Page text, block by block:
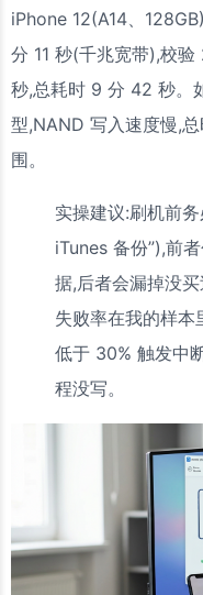
iPhone 12(A14、
分 11 秒(千兆宽带),校
秒,总耗时 9 分 42 秒。
型,NAND 写入速度慢,
围。
实操建议:刷机前
iTunes 备份”),前
据,后者会漏掉没
失败率在我的样本
低于 30% 触发中
程没写。